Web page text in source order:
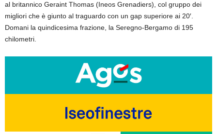
al britannico Geraint Thomas (Ineos Grenadiers), col gruppo dei
migliori che è giunto al traguardo con un gap superiore ai 20′.
Domani la quindicesima frazione, la Seregno-Bergamo di 195
chilometri.